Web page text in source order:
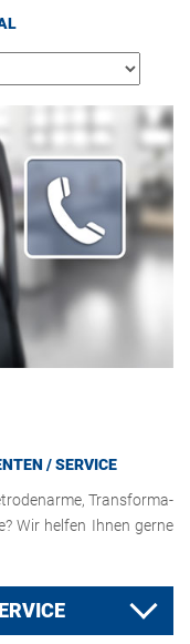
/ SER­VICE
Trans­for­ma­
Wir hel­fen Ihnen gerne